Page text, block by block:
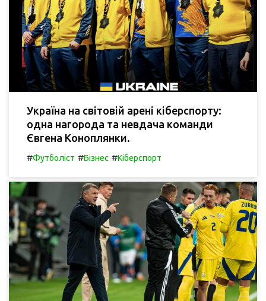
Україна на світовій арені кіберспорту:
одна нагорода та невдача команди
Євгена Коноплянки.
#Футболіст #Бізнес #Кіберспорт